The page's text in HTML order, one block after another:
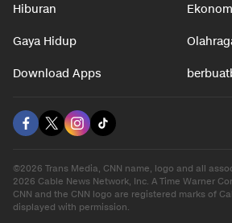
Hiburan
Gaya Hidup
Download Apps
©2026 Trans Media, CNN name, logo and all
2026 Cable News Network, Inc. A Time Warner
CNN and the CNN logo are registered marks of
displayed with permission.